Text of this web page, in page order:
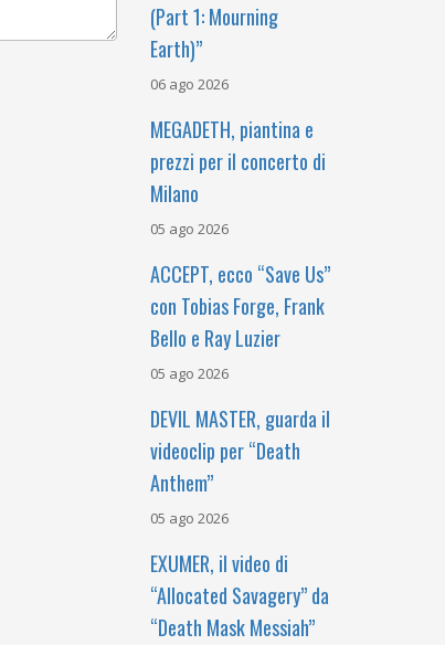
(Part 1: Mourning
Earth)”
06 ago 2026
MEGADETH, piantina e
prezzi per il concerto di
Milano
05 ago 2026
ACCEPT, ecco “Save Us”
con Tobias Forge, Frank
Bello e Ray Luzier
05 ago 2026
DEVIL MASTER, guarda il
videoclip per “Death
Anthem”
05 ago 2026
EXUMER, il video di
“Allocated Savagery” da
“Death Mask Messiah”